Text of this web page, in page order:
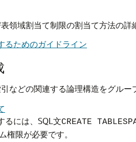
領域割当て制限の割当て方法の詳
るためのガイドライン
などの関連する論理構造をグル
るには、SQL文CREATE
権限が必要です。